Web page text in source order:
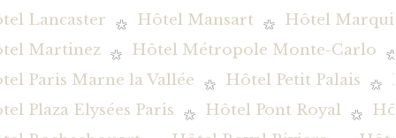
Lancaster
Hôtel Mansart
Hôtel
Martinez
Hôtel Métropole Monte-Carlo
Paris Marne la Vallée
Hôtel Petit Palais
Plaza Elysées Paris
Hôtel Pont Royal